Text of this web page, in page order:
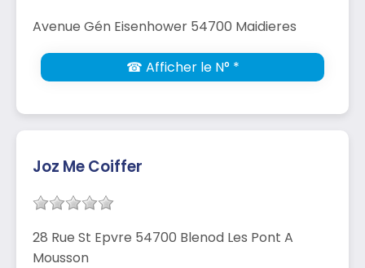
Avenue Gén Eisenhower 54700 Maidieres
☎ Afficher le N° *
Joz Me Coiffer
28 Rue St Epvre 54700 Blenod Les Pont A
Mousson